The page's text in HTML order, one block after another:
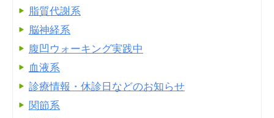
脂質代謝系
脳神経系
腹凹ウォーキング実践中
血液系
診療情報・休診日などのお知らせ
関節系